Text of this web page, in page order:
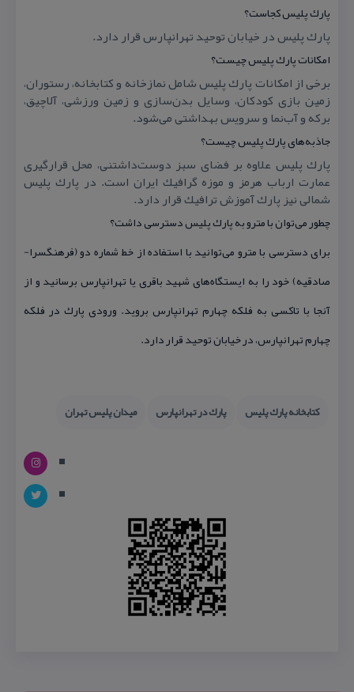
پارك پلیس كجاست؟
پارك پلیس در خیابان توحید تهرانپارس قرار دارد.
امكانات پارك پلیس چیست؟
برخی از امكانات پارك پلیس شامل نمازخانه و كتابخانه، رستوران،
زمین بازی كودكان، وسایل بدن‌سازی و زمین ورزشی، آلاچیق،
بركه و آب‌نما و سرویس بهداشتی می‌شود.
جاذبه‌های پارك پلیس چیست؟
پارك پلیس علاوه بر فضای سبز دوست‌داشتنی، محل قرارگیری
عمارت ارباب هرمز و موزه گرافیك ایران است. در پارك پلیس
شمالی نیز پارك آموزش ترافیك قرار دارد.
چطور می‌توان با مترو به پارك پلیس دسترسی داشت؟
برای دسترسی با مترو می‌توانید با استفاده از خط شماره دو (فرهنگسرا-
صادقیه) خود را به ایستگاه‌های شهید باقری یا تهرانپارس برسانید و از
آنجا با تاكسی به فلكه چهارم تهرانپارس بروید. ورودی پارك در فلكه
چهارم تهرانپارس، در خیابان توحید قرار دارد.
كتابخانه پارك پلیس پارك در تهرانپارس میدان پلیس تهران